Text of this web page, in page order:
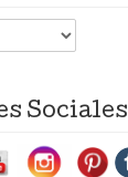
Sociales